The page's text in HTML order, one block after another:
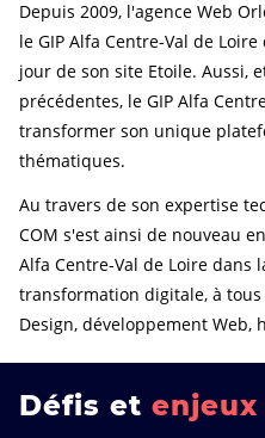
Depuis 2009, l'agence Web
le GIP Alfa Centre-Val de
jour de son site Etoile. Aussi,
précédentes, le GIP Alfa
transformer son unique
thématiques.
Au travers de son expertise
COM s'est ainsi de nouveau
Alfa Centre-Val de Loire dans
transformation digitale, à
Design, développement Web,
Défis et enjeux